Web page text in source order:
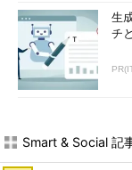
生
チ
Smart & Social 記